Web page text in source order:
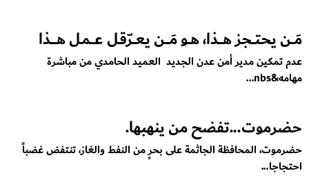
مَــن يحتــجز هـــذا، هــو مَـــن يعــرّقـل عـــمـل هــــذا
عدم تمكين مدير أمن عدن الجديد العميد الحامدي من مباشرة
مهامه&nbs...
حضرموت...تفضح من ينهبها.
حضرموت، المحافظة الجاثمة على بحرٍ من النفط والغاز، تنتفض غضباً
احتجاجا...